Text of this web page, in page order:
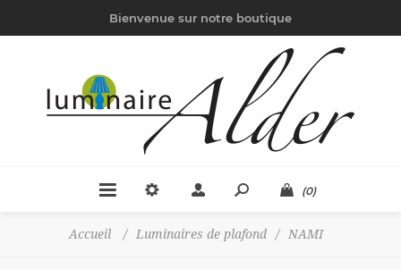
Bienvenue sur notre boutique
(0)
Accueil / Luminaires de plafond / NAMI